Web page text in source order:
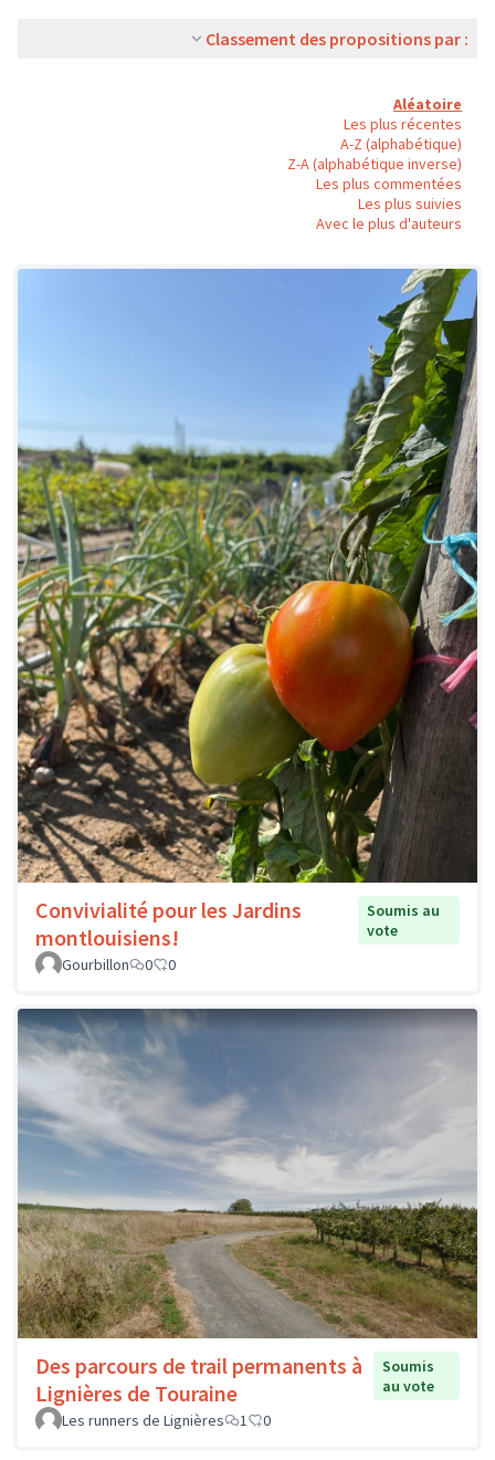
Classement des propositions par :
Aléatoire
Les plus récentes
A-Z (alphabétique)
Z-A (alphabétique inverse)
Les plus commentées
Les plus suivies
Avec le plus d'auteurs
Convivialité pour les Jardins
montlouisiens!
Soumis au
vote
Gourbillon
0 0
Des parcours de trail permanents à
Lignières de Touraine
Soumis
au vote
Les runners de Lignières
1 0